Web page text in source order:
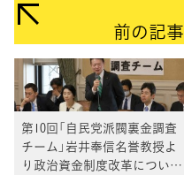
前の記事
第10回「自民党派閥裏金調査
チーム」岩井奉信名誉教授よ
り政治資金制度改革について